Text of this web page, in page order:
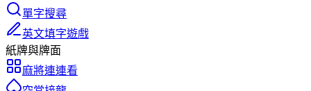
單字搜尋
英文填字遊戲
紙牌與牌面
麻將連連看